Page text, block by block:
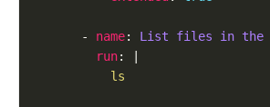
      -
name: List files in the
run: |
          ls